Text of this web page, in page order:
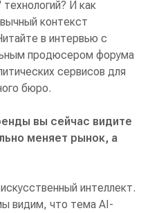
И как
контекст
в интервью с
продюсером форума
сервисов для
бюро.
вы сейчас видите
меняет рынок, а
интеллект.
видим, что тема AI-